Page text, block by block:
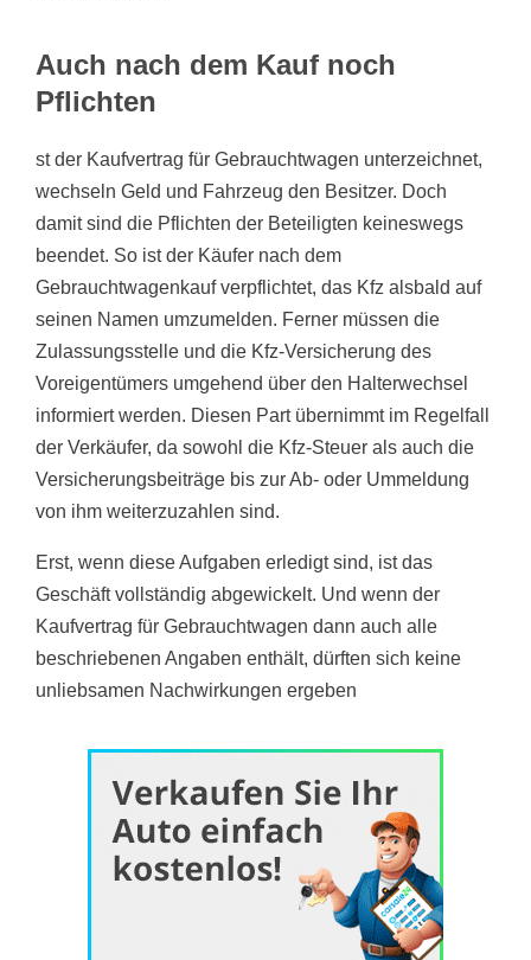
Auch nach dem Kauf noch
Pflichten
st der Kaufvertrag für Gebrauchtwagen unterzeichnet,
wechseln Geld und Fahrzeug den Besitzer. Doch
damit sind die Pflichten der Beteiligten keineswegs
beendet. So ist der Käufer nach dem
Gebrauchtwagenkauf verpflichtet, das Kfz alsbald auf
seinen Namen umzumelden. Ferner müssen die
Zulassungsstelle und die Kfz-Versicherung des
Voreigentümers umgehend über den Halterwechsel
informiert werden. Diesen Part übernimmt im Regelfall
der Verkäufer, da sowohl die Kfz-Steuer als auch die
Versicherungsbeiträge bis zur Ab- oder Ummeldung
von ihm weiterzuzahlen sind.
Erst, wenn diese Aufgaben erledigt sind, ist das
Geschäft vollständig abgewickelt. Und wenn der
Kaufvertrag für Gebrauchtwagen dann auch alle
beschriebenen Angaben enthält, dürften sich keine
unliebsamen Nachwirkungen ergeben